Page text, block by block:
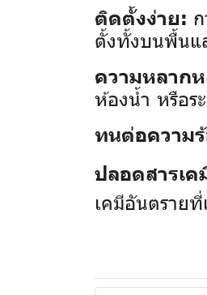
ติดตั้งง่าย:
ตั้งทั้งบนพื้นแ
ความหลาก
ห้องน้ำ หรือร
ทนต่อความ
ปลอดสารเ
เคมีอันตราย